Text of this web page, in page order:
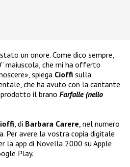
un onore. Come dico sempre,
maiuscola, che mi ha offerto
spiega Cioffi sulla
che ha avuto con la cantante
il brano Farfalle (nello
, di Barbara Carere , nel numero
Per avere la vostra copia digitale
la app di Novella 2000 su Apple
Play.